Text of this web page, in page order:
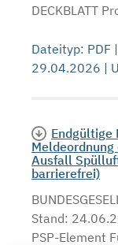
DECKBLATT
Dateityp: PDF
29.04.2026 |
Ausfall
barrierefrei)
Stand:
PSP-Element